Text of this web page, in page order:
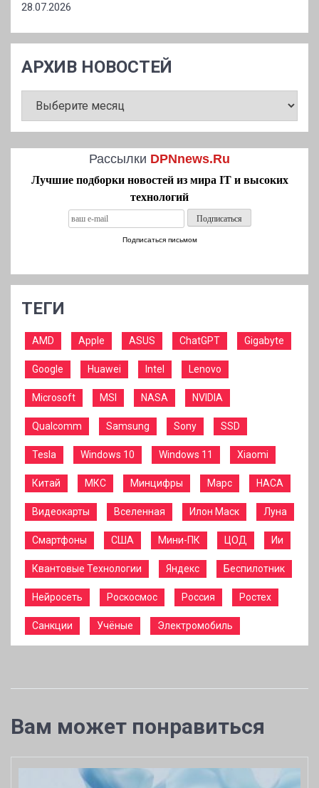
28.07.2026
АРХИВ НОВОСТЕЙ
НОВОСТЕЙ
Рассылки DPNnews.Ru
Лучшие подборки новостей из мира IT и высоких
технологий
Подписаться письмом
ТЕГИ
AMD Apple ASUS ChatGPT Gigabyte
Google Huawei Intel Lenovo
Microsoft MSI NASA NVIDIA
Qualcomm Samsung Sony SSD
Tesla Windows 10 Windows 11 Xiaomi
Китай МКС Минцифры Марс НАСА
Видеокарты Вселенная Илон Маск Луна
Смартфоны США Мини-ПК ЦОД Ии
Квантовые Технологии Яндекс Беспилотник
Нейросеть Роскосмос Россия Ростех
Санкции Учёные Электромобиль
Вам может понравиться